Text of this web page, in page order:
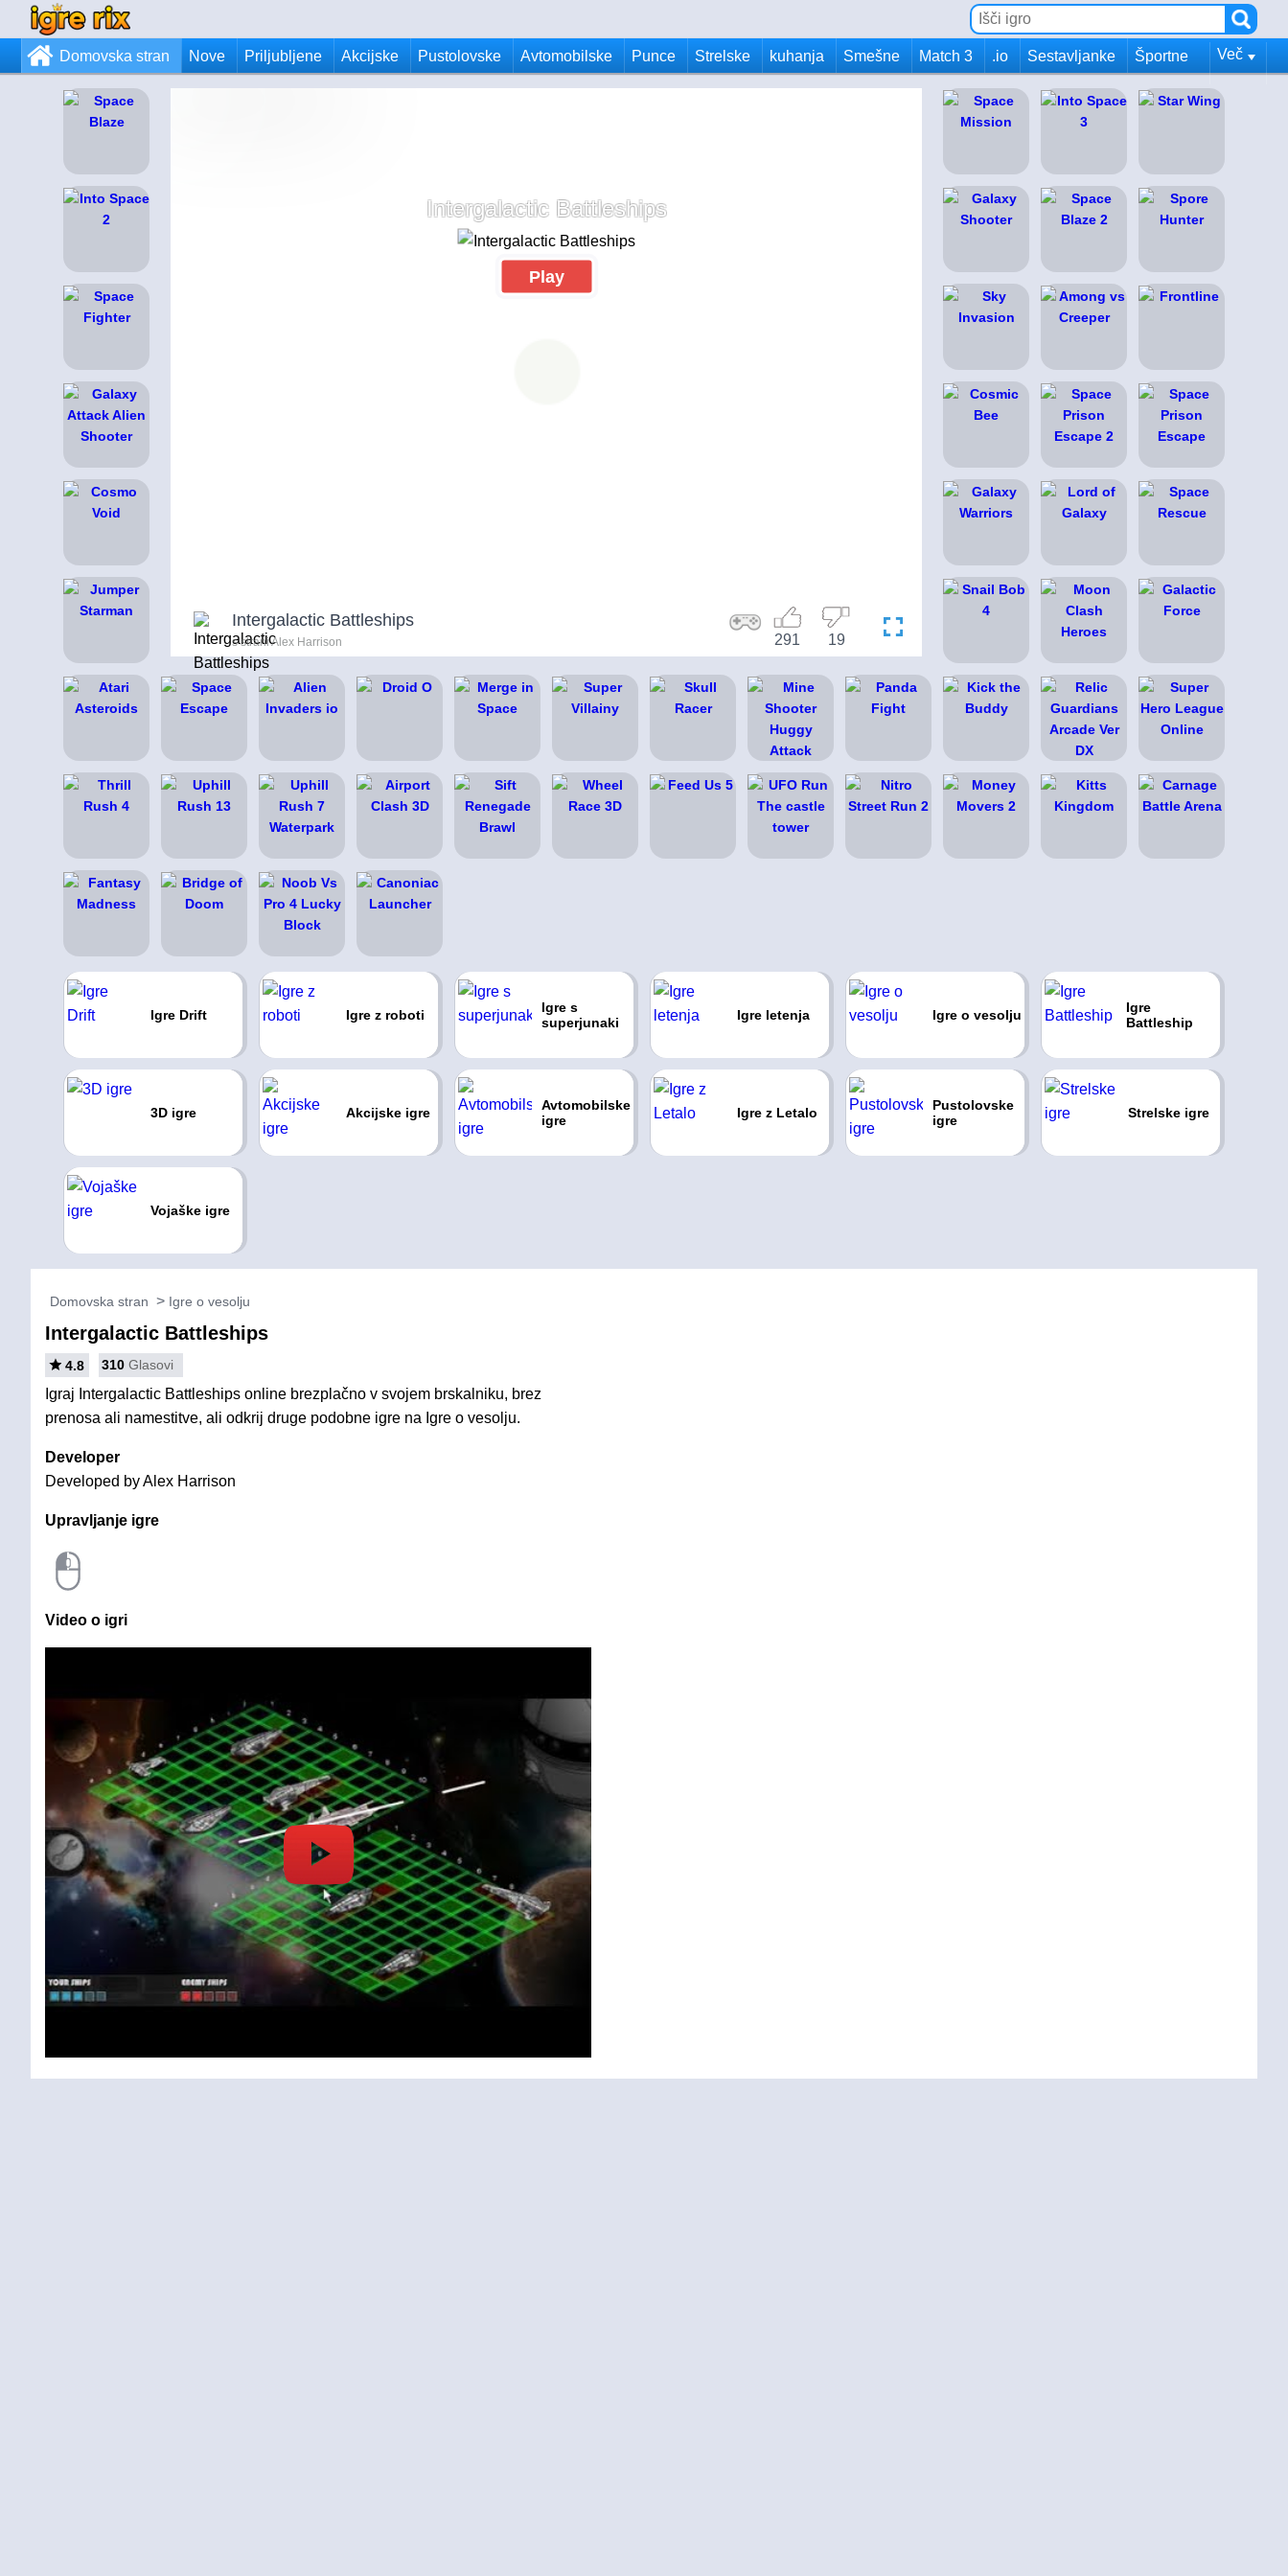
Domovska stran Nove Priljubljene Akcijske Pustolovske Avtomobilske Punce Strelske kuhanja Smešne Match 3 .io Sestavljanke Športne Več
Intergalactic Battleships
Play
Intergalactic Battleships
s strani Alex Harrison 19
291
Igre Drift Igre z roboti
Igre s
superjunaki
Igre letenja Igre o vesolju
Igre
Battleship
3D igre Akcijske igre
Avtomobilske
igre
Igre z Letalo
Pustolovske
igre
Strelske igre
Vojaške igre
Domovska stran Igre o vesolju
Intergalactic Battleships
4.8 310 Glasovi
Igraj Intergalactic Battleships online brezplačno v svojem brskalniku, brez
prenosa ali namestitve, ali odkrij druge podobne igre na Igre o vesolju.
Developer
Developed by Alex Harrison
Upravljanje igre
Video o igri